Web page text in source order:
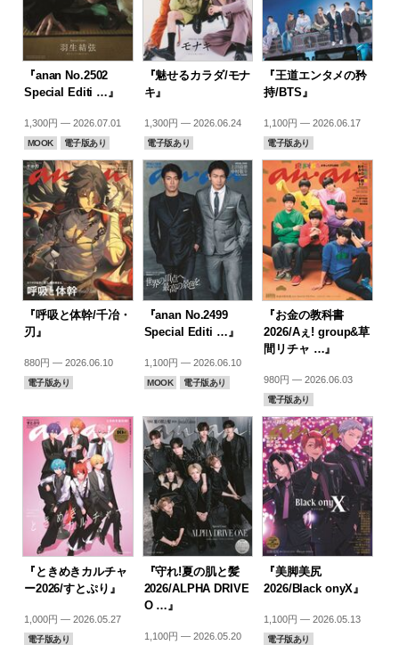
『anan No.2502
Special Editi …』
1,300円 — 2026.07.01
MOOK 電子版あり
『魅せるカラダ/モナ
キ』
1,300円 — 2026.06.24
電子版あり
『王道エンタメの矜
持/BTS』
1,100円 — 2026.06.17
電子版あり
『呼吸と体幹/千冶・
刃』
880円 — 2026.06.10
電子版あり
『anan No.2499
Special Editi …』
1,100円 — 2026.06.10
MOOK 電子版あり
『お金の教科書
2026/Aぇ! group&草
間リチャ …』
980円 — 2026.06.03
電子版あり
『ときめきカルチャ
ー2026/すとぷり』
1,000円 — 2026.05.27
電子版あり
『守れ!夏の肌と髪
2026/ALPHA DRIVE
O …』
1,100円 — 2026.05.20
『美脚美尻
2026/Black onyX』
1,100円 — 2026.05.13
電子版あり